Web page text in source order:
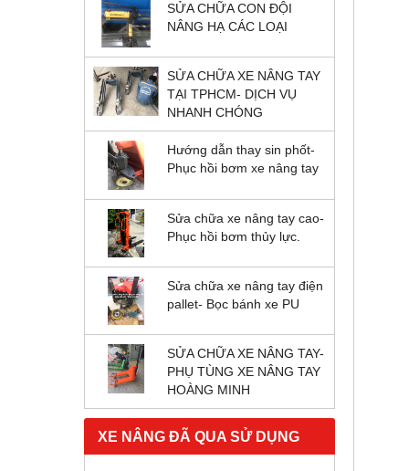
SỬA CHỮA CON ĐỘI
NÂNG HẠ CÁC LOẠI
SỬA CHỮA XE NÂNG TAY
TẠI TPHCM- DỊCH VỤ
NHANH CHÓNG
Hướng dẫn thay sin phốt-
Phục hồi bơm xe nâng tay
Sửa chữa xe nâng tay cao-
Phục hồi bơm thủy lực.
Sửa chữa xe nâng tay điện
pallet- Bọc bánh xe PU
SỬA CHỮA XE NÂNG TAY-
PHỤ TÙNG XE NÂNG TAY
HOÀNG MINH
XE NÂNG ĐÃ QUA SỬ DỤNG